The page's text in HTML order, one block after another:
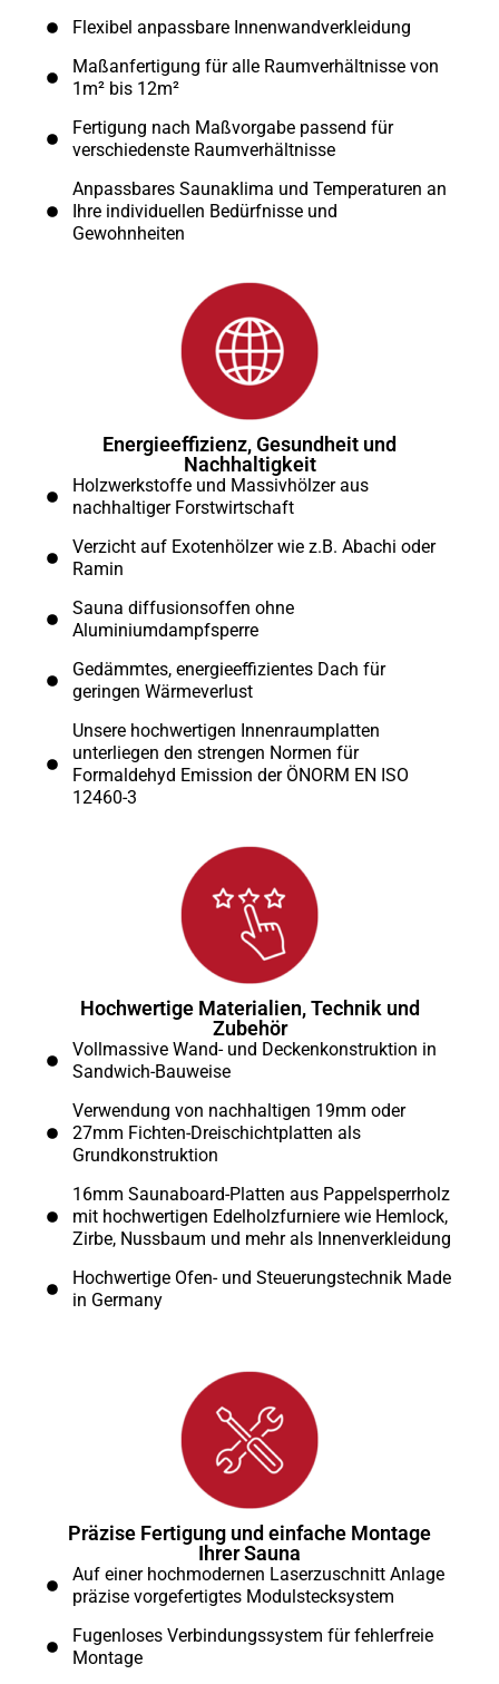
Flexibel anpassbare Innenwandverkleidung
Maßanfertigung für alle Raumverhältnisse von
1m² bis 12m²
Fertigung nach Maßvorgabe passend für
verschiedenste Raumverhältnisse
Anpassbares Saunaklima und Temperaturen an
Ihre individuellen Bedürfnisse und
Gewohnheiten
Energieeffizienz, Gesundheit und
Nachhaltigkeit
Holzwerkstoffe und Massivhölzer aus
nachhaltiger Forstwirtschaft
Verzicht auf Exotenhölzer wie z.B. Abachi oder
Ramin
Sauna diffusionsoffen ohne
Aluminiumdampfsperre
Gedämmtes, energieeffizientes Dach für
geringen Wärmeverlust
Unsere hochwertigen Innenraumplatten
unterliegen den strengen Normen für
Formaldehyd Emission der ÖNORM EN ISO
12460-3
Hochwertige Materialien, Technik und
Zubehör
Vollmassive Wand- und Deckenkonstruktion in
Sandwich-Bauweise
Verwendung von nachhaltigen 19mm oder
27mm Fichten-Dreischichtplatten als
Grundkonstruktion
16mm Saunaboard-Platten aus Pappelsperrholz
mit hochwertigen Edelholzfurniere wie Hemlock,
Zirbe, Nussbaum und mehr als Innenverkleidung
Hochwertige Ofen- und Steuerungstechnik Made
in Germany
Präzise Fertigung und einfache Montage
Ihrer Sauna
Auf einer hochmodernen Laserzuschnitt Anlage
präzise vorgefertigtes Modulstecksystem
Fugenloses Verbindungssystem für fehlerfreie
Montage